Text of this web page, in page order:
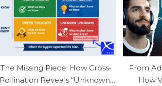
The Missing Piece: How Cross-
Pollination Reveals “Unknown-
From
How